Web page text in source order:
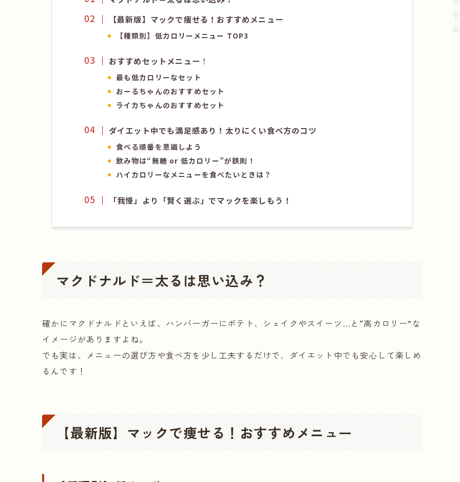
【最新版】マックで痩せる！おすすめメニュー
【種類別】低カロリーメニュー TOP3
おすすめセットメニュー ！
最も低カロリーなセット
おーるちゃんのおすすめセット
ライカちゃんのおすすめセット
ダイエット中でも満足感あり！太りにくい食べ方のコツ
食べる順番を意識しよう
飲み物は“無糖 or 低カロリー”が鉄則！
ハイカロリーなメニューを食べたいときは？
「我慢」より「賢く選ぶ」でマックを楽しもう！
マクドナルド＝太るは思い込み？
確かにマクドナルドといえば、ハンバーガーにポテト、シェイクやスイーツ…と“高カロリー”な
イメージがありますよね。
でも実は、メニューの選び方や食べ方を少し工夫するだけで、ダイエット中でも安心して楽しめ
るんです！
【最新版】マックで痩せる！おすすめメニュー